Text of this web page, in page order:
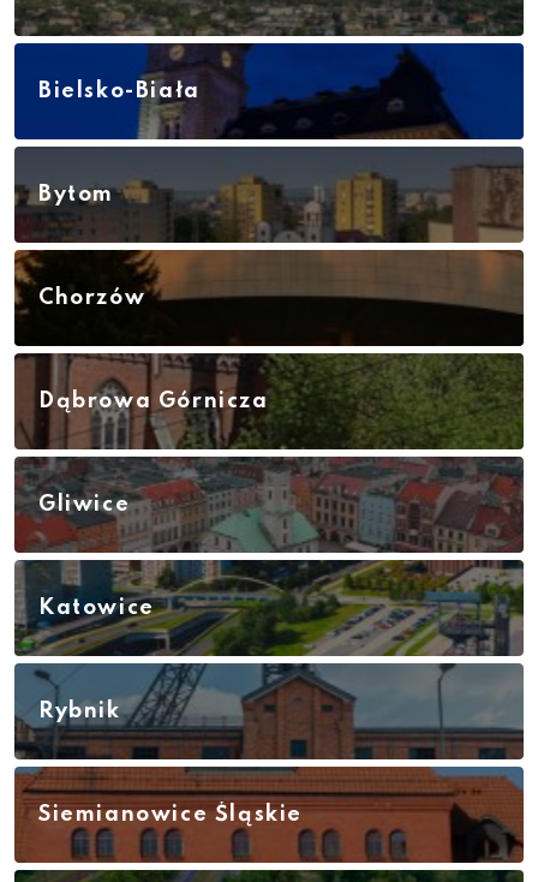
Bielsko-Biała
Bytom
Chorzów
Dąbrowa Górnicza
Gliwice
Katowice
Rybnik
Siemianowice Śląskie